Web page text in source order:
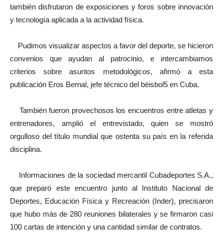
también disfrutaron de exposiciones y foros sobre innovación
y tecnología aplicada a la actividad física.
Pudimos visualizar aspectos a favor del deporte, se hicieron
convenios que ayudan al patrocinio, e intercambiamos
criterios sobre asuntos metodológicos, afirmó a esta
publicación Eros Bernal, jefe técnico del béisbol5 en Cuba.
También fueron provechosos los encuentros entre atletas y
entrenadores, amplió el entrevistado, quien se mostró
orgulloso del título mundial que ostenta su país en la referida
disciplina.
Informaciones de la sociedad mercantil Cubadeportes S.A.,
que preparó este encuentro junto al Instituto Nacional de
Deportes, Educación Física y Recreación (Inder), precisaron
que hubo más de 280 reuniones bilaterales y se firmaron casi
100 cartas de intención y una cantidad similar de contratos.